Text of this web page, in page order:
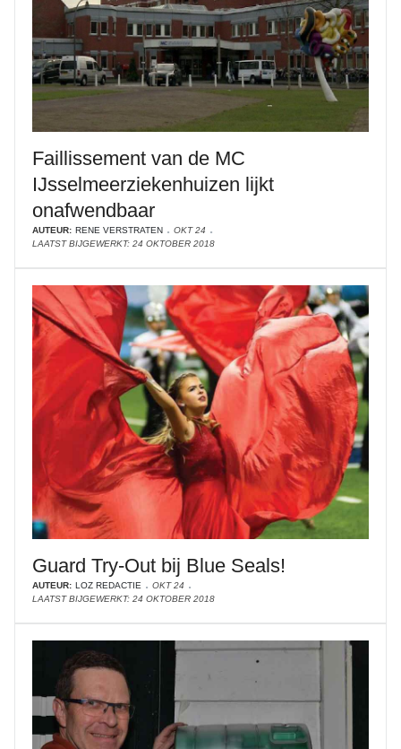
Faillissement van de MC
IJsselmeerziekenhuizen lijkt
onafwendbaar
AUTEUR: RENE VERSTRATEN
OKT 24
LAATST BIJGEWERKT: 24 OKTOBER 2018
Guard Try-Out bij Blue Seals!
AUTEUR: LOZ REDACTIE
OKT 24
LAATST BIJGEWERKT: 24 OKTOBER 2018